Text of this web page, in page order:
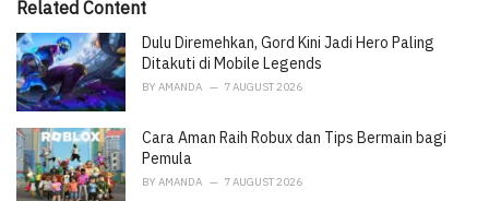
s
:
Related Content
Dulu Diremehkan, Gord Kini Jadi Hero Paling
Ditakuti di Mobile Legends
BY AMANDA 7 AUGUST 2026
Cara Aman Raih Robux dan Tips Bermain bagi
Pemula
BY AMANDA 7 AUGUST 2026